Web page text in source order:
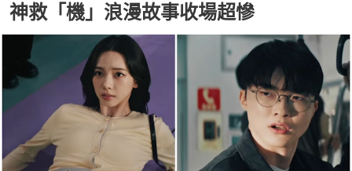
神救「機」浪漫故事收場超慘